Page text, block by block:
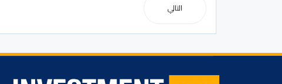
التالي